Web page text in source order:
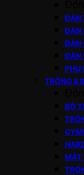
ĐÀN
ĐÀN
ĐÀN
ĐÀN
PHỤ
TRỐNG &
BỘ
MẶT